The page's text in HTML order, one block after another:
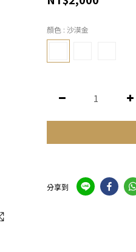
顏色 : 沙漠金
分享到